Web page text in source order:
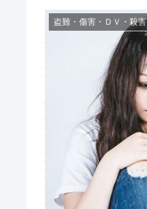
盗難・傷害・ＤＶ・殺害